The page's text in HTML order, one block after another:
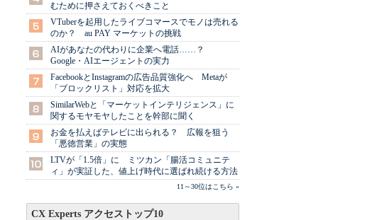
むために押さえておくべきこと
VTuberを起用したライブコマースでモノは売れる
のか？ au PAY マーケットの挑戦
AIがあなたの代わりに企業へ電話……？
Google・AIエージェントの実力
FacebookとInstagramの広告品質強化へ Metaが
「ブロックリスト」対応を拡大
SimilarWebと「マーケットインテリジェンス」に
関するモヤモヤしたことを幹部に聞く
お金を払えばテレビに出られる？ 広報を狙う
「悪徳営業」の実態
LTVが「1.5倍」に ミツカン「腸活コミュニテ
ィ」が実証した、値上げ時代に選ばれ続ける方法
11～30位はこちら »
CX Experts アクセストップ10